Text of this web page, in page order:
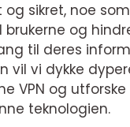
sikret, noe
brukerne og
til deres
vil vi dykke
VPN og
teknologien.